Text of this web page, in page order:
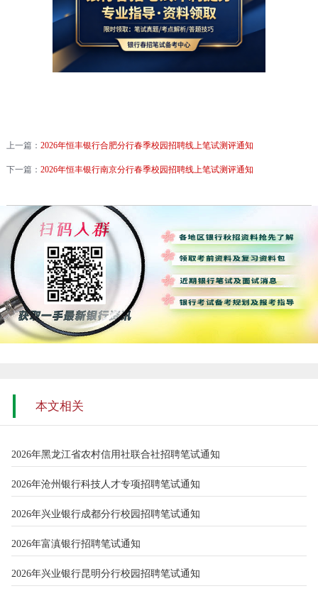
上一篇： 2026年恒丰银行合肥分行春季校园招聘线上笔试测评通知
下一篇： 2026年恒丰银行南京分行春季校园招聘线上笔试测评通知
本文相关
2026年黑龙江省农村信用社联合社招聘笔试通知
2026年沧州银行科技人才专项招聘笔试通知
2026年兴业银行成都分行校园招聘笔试通知
2026年富滇银行招聘笔试通知
2026年兴业银行昆明分行校园招聘笔试通知